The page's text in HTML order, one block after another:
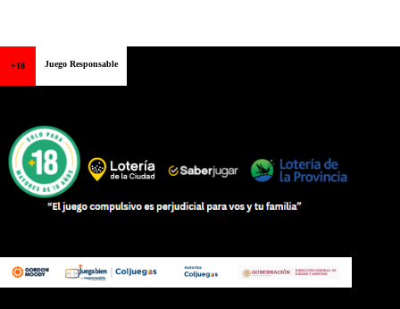
+18 Juego Responsable